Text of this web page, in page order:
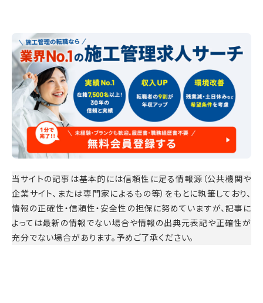
当サイトの記事は基本的には信頼性に足る情報源（公共機関や
企業サイト、または専門家によるもの等）をもとに執筆しており、
情報の正確性・信頼性・安全性の担保に努めていますが、記事に
よっては最新の情報でない場合や情報の出典元表記や正確性が
充分でない場合があります。予めご了承ください。